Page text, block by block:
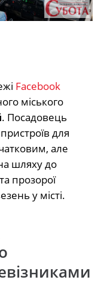
Facebook
міського
. Посадовець
для
але
шляху до
прозорої
у місті.